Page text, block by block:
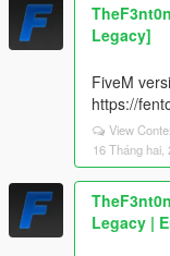
TheF3nt0n
Legacy]
FiveM
https://
View
16 Tháng hai,
TheF3nt0n
Legacy |